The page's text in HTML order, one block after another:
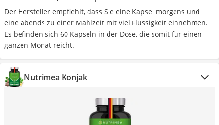
Der Hersteller empfiehlt, dass Sie eine Kapsel morgens und
eine abends zu einer Mahlzeit mit viel Flüssigkeit einnehmen.
Es befinden sich 60 Kapseln in der Dose, die somit für einen
ganzen Monat reicht.
Nutrimea Konjak